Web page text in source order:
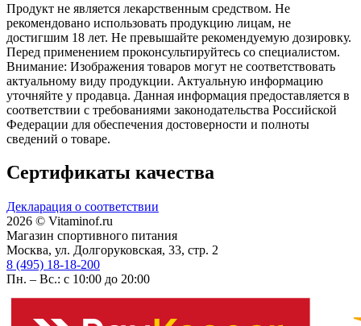
Продукт не является лекарственным средством. Не
рекомендовано использовать продукцию лицам, не
достигшим 18 лет. Не превышайте рекомендуемую дозировку.
Перед применением проконсультируйтесь со специалистом.
Внимание: Изображения товаров могут не соответствовать
актуальному виду продукции. Актуальную информацию
уточняйте у продавца. Данная информация предоставляется в
соответствии с требованиями законодательства Российской
Федерации для обеспечения достоверности и полноты
сведений о товаре.
Сертификаты качества
Декларация о соответствии
2026 © Vitaminof.ru
Магазин спортивного питания
Москва, ул. Долгоруковская, 33, стр. 2
8 (495) 18-18-200
Пн. – Вс.: с 10:00 до 20:00